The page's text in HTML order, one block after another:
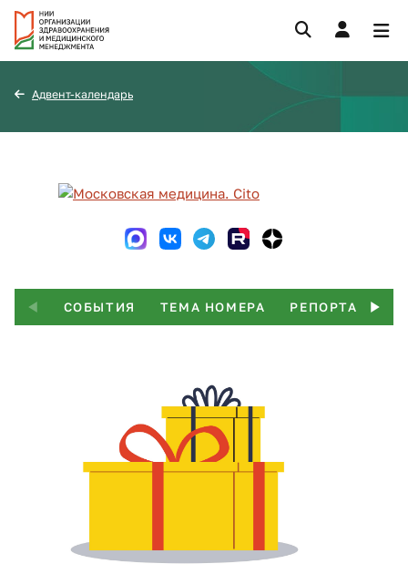
Адвент-календарь
СОБЫТИЯ ТЕМА НОМЕРА РЕПОРТАЖ